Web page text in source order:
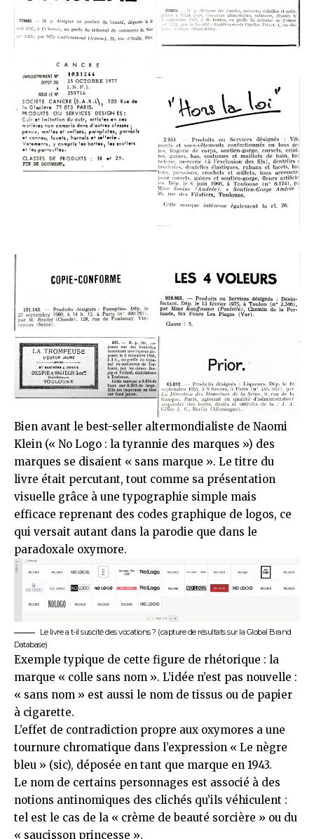
Bien avant le best-seller altermondialiste de Naomi
Klein (« No Logo : la tyrannie des marques ») des
marques se disaient « sans marque ». Le titre du
livre était percutant, tout comme sa présentation
visuelle grâce à une typographie simple mais
efficace reprenant des codes graphique de logos, ce
qui versait autant dans la parodie que dans le
paradoxale oxymore.
Le livre a t-il suscité des vocations ? (capture de résultats sur la Global Brand
Database)
Exemple typique de cette figure de rhétorique : la
marque « colle sans nom ». L’idée n’est pas nouvelle :
« sans nom » est aussi le nom de tissus ou de papier
à cigarette.
L’effet de contradiction propre aux oxymores a une
tournure chromatique dans l’expression « Le nègre
bleu » (sic), déposée en tant que marque en 1943.
Le nom de certains personnages est associé à des
notions antinomiques des clichés qu’ils véhiculent :
tel est le cas de la « crème de beauté sorcière » ou du
« saucisson princesse ».